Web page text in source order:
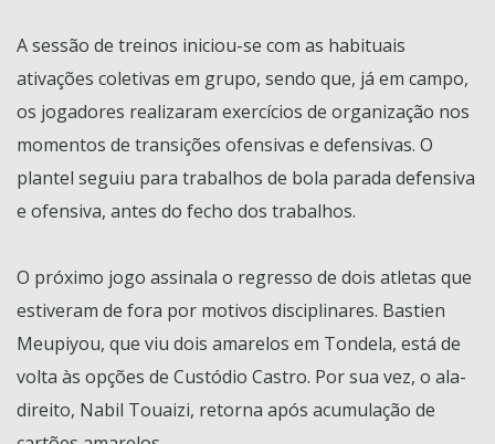
A sessão de treinos iniciou-se com as habituais
ativações coletivas em grupo, sendo que, já em campo,
os jogadores realizaram exercícios de organização nos
momentos de transições ofensivas e defensivas. O
plantel seguiu para trabalhos de bola parada defensiva
e ofensiva, antes do fecho dos trabalhos.
O próximo jogo assinala o regresso de dois atletas que
estiveram de fora por motivos disciplinares. Bastien
Meupiyou, que viu dois amarelos em Tondela, está de
volta às opções de Custódio Castro. Por sua vez, o ala-
direito, Nabil Touaizi, retorna após acumulação de